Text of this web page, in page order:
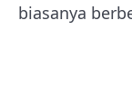
biasanya